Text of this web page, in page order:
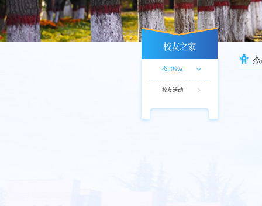
校友之家
杰出校友
校友活动